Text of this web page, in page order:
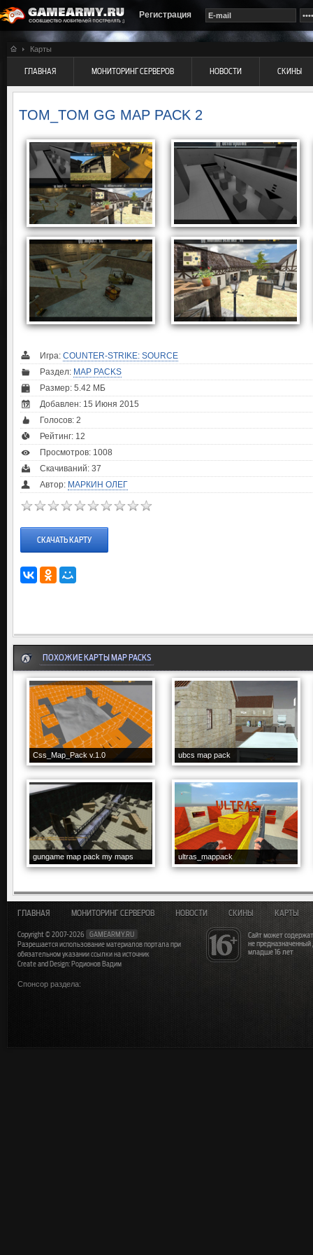
Регистрация
Карты
ГЛАВНАЯ МОНИТОРИНГ СЕРВЕРОВ НОВОСТИ СКИНЫ
TOM_TOM GG MAP PACK 2
Игра: COUNTER-STRIKE: SOURCE
Раздел: MAP PACKS
Размер: 5.42 МБ
Добавлен: 15 Июня 2015
Голосов: 2
Рейтинг: 12
Просмотров: 1008
Скачиваний: 37
Автор: МАРКИН ОЛЕГ
СКАЧАТЬ КАРТУ
ПОХОЖИЕ КАРТЫ MAP PACKS
Css_Map_Pack v.1.0 ubcs map pack
gungame map pack my maps ultras_mappack
Сайт может
не
младше 16 лет
ГЛАВНАЯ МОНИТОРИНГ СЕРВЕРОВ НОВОСТИ СКИНЫ КАРТЫ
Copyright © 2007-2026
GAMEARMY.RU
Разрешается использование материалов портала при
обязательном указании ссылки на источник
Create and Design: Родионов Вадим
Спонсор раздела: